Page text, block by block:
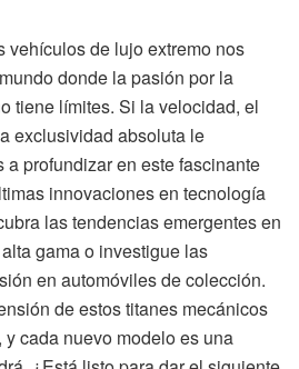
vehículos de lujo extremo nos
donde la pasión por la
tiene límites. Si la velocidad, el
exclusividad absoluta le
profundizar en este fascinante
innovaciones en tecnología
las tendencias emergentes en
gama o investigue las
en automóviles de colección.
de estos titanes mecánicos
cada nuevo modelo es una